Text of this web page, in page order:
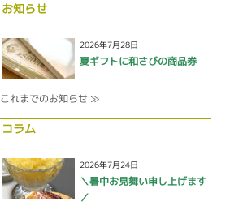
お知らせ
2026年7月28日
夏ギフトに和さびの商品券
これまでのお知らせ ≫
コラム
2026年7月24日
＼暑中お見舞い申し上げます
／